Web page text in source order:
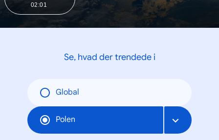
02:01
Se, hvad der trendede i
Global
Polen